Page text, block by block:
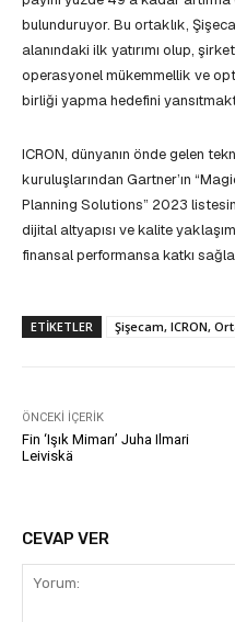
bulunduruyor. Bu ortaklık,
alanındaki ilk yatırımı olup,
operasyonel mükemmellik ve
birliği yapma hedefini
ICRON, dünyanın önde gelen
kuruluşlarından Gartner’ın
Planning Solutions” 2023
dijital altyapısı ve kalite
finansal performansa katkı
ETIKETLER Şişecam, ICRON,
ÖNCEKI İÇERIK
Fin ‘Işık Mimarı’ Juha Ilmari
Leiviskä
CEVAP VER